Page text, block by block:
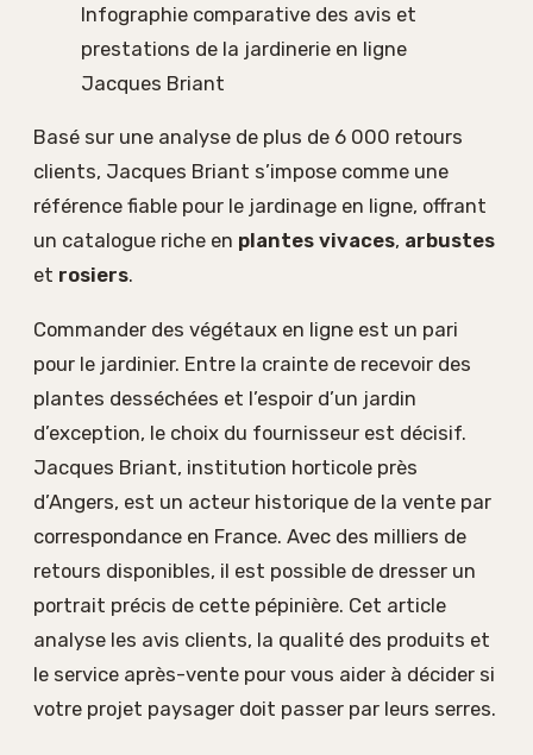
Infographie comparative des avis et
prestations de la jardinerie en ligne
Jacques Briant
Basé sur une analyse de plus de 6 000 retours
clients, Jacques Briant s’impose comme une
référence fiable pour le jardinage en ligne, offrant
un catalogue riche en plantes vivaces, arbustes
et rosiers.
Commander des végétaux en ligne est un pari
pour le jardinier. Entre la crainte de recevoir des
plantes desséchées et l’espoir d’un jardin
d’exception, le choix du fournisseur est décisif.
Jacques Briant, institution horticole près
d’Angers, est un acteur historique de la vente par
correspondance en France. Avec des milliers de
retours disponibles, il est possible de dresser un
portrait précis de cette pépinière. Cet article
analyse les avis clients, la qualité des produits et
le service après-vente pour vous aider à décider si
votre projet paysager doit passer par leurs serres.